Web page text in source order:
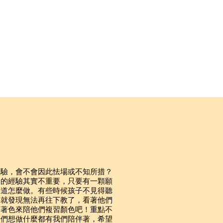
洗碗、垃圾整理、清
，會不會因此怯場或不知所措？
經驗其實不重要，只要有⼀顆願
怎麼做。有些時候孩⼦不 ⾒得聽
發現無法再往下教了，看著他們
著⾊來陪他們複習顏⾊吧！重點不
們想做什麼都有我們陪伴著，希望